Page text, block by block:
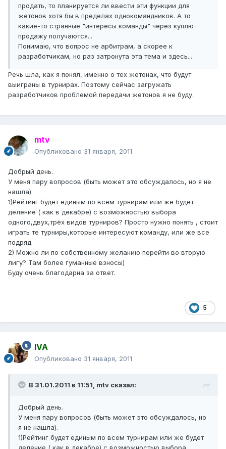
продать, то планируется ли ввести эти функции для
жетонов хотя бы в пределах однокомандников. А то
какие-то странные "интересы команды" через куплю
продажу получаются...
Понимаю, что вопрос не арбитрам, а скорее к
разработчикам, но раз затронута эта тема и здесь...
Речь шла, как я понял, именно о тех жетонах, что будут
выиграны в турнирах. Поэтому сейчас загружать
разработчиков проблемой передачи жетонов я не буду.
mtv
Опубликовано 31 января, 2011
Добрый день.
У меня пару вопросов (быть может это обсуждалось, но я не
нашла).
1)Рейтинг будет единым по всем турнирам или же будет
деление ( как в декабре) с возможностью выбора
одного,двух,трёх видов турниров? Просто нужно понять , стоит
играть те турниры,которые интересуют команду, или же все
подряд.
2) Можно ли по собственному желанию перейти во вторую
лигу? Там более гуманные взносы)
Буду очень благодарна за ответ.
5
IVA
Опубликовано 31 января, 2011
В 31.01.2011 в 11:51, mtv сказал:
Добрый день.
У меня пару вопросов (быть может это обсуждалось, но
я не нашла).
1)Рейтинг будет единым по всем турнирам или же будет